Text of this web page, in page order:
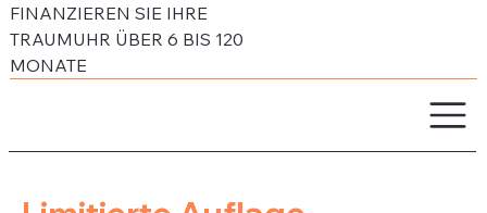
FINANZIEREN SIE IHRE
TRAUMUHR ÜBER 6 BIS 120
MONATE